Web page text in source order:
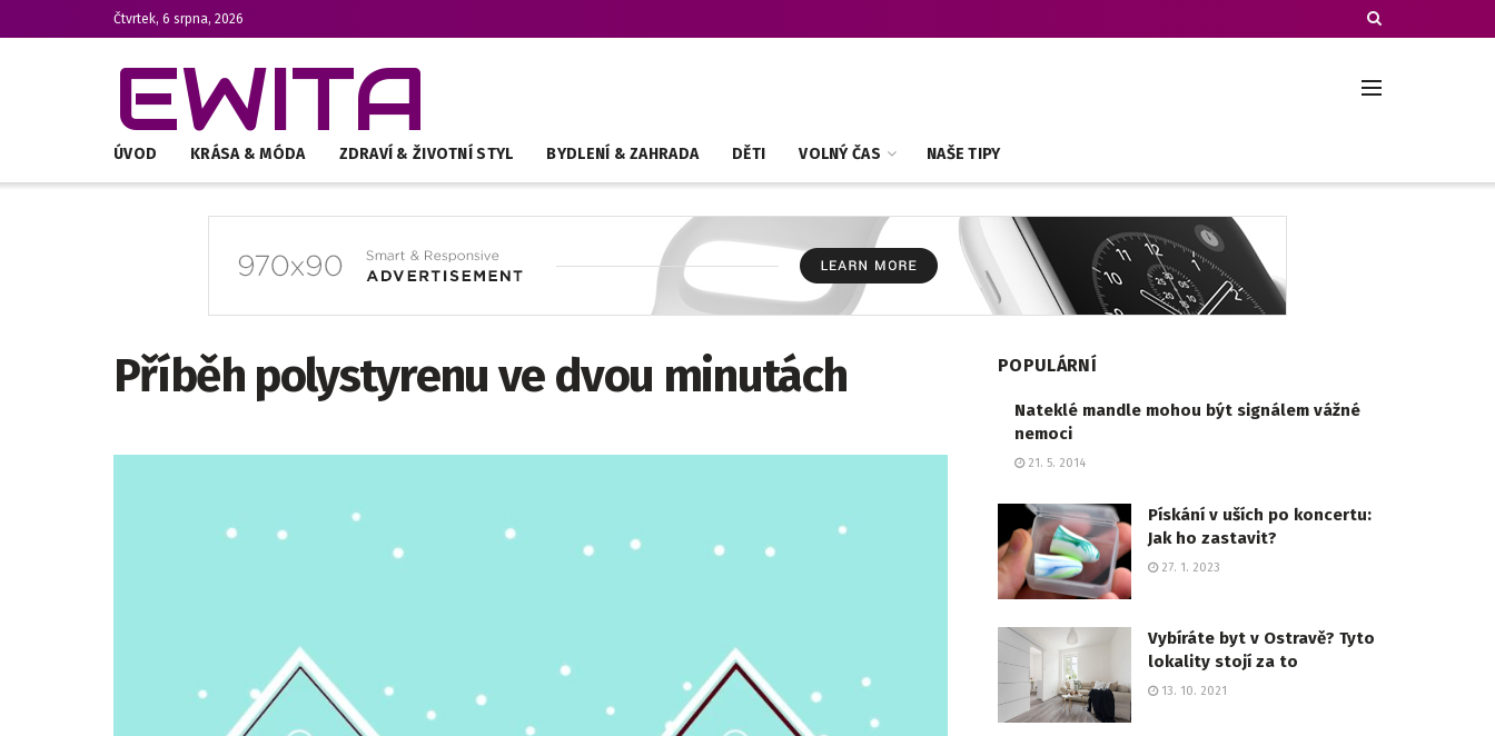
Čtvrtek, 6 srpna, 2026
EWITA
ÚVOD KRÁSA & MÓDA ZDRAVÍ & ŽIVOTNÍ STYL BYDLENÍ & ZAHRADA DĚTI VOLNÝ ČAS NAŠE TIPY
Příběh polystyrenu ve dvou minutách POPULÁRNÍ
Nateklé mandle mohou být signálem vážné
nemoci
21. 5. 2014
Pískání v uších po koncertu:
Jak ho zastavit?
27. 1. 2023
Vybíráte byt v Ostravě? Tyto
lokality stojí za to
13. 10. 2021